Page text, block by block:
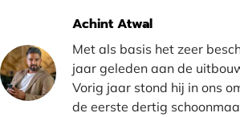
Achint Atwal
Met als basis het zeer
jaar geleden aan de
Vorig jaar stond hij in ons
de eerste dertig